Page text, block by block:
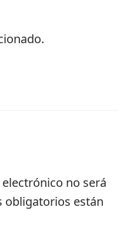
no será
obligatorios están